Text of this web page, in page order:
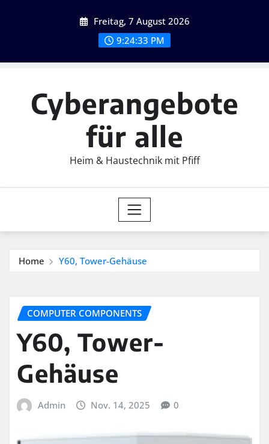
Freitag, 7 August 2026
9:24:35 PM
Cyberangebote
für alle
Heim & Haustechnik mit Pfiff
Home Y60, Tower-Gehäuse
COMPUTER COMPONENTS
Y60, Tower-
Gehäuse
Admin Nov. 14, 2025 0